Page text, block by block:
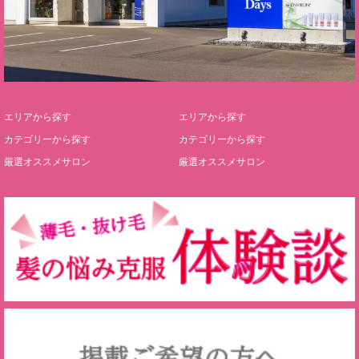
エリアから探す
カテゴリーから探す
厳選オススメサロン
エリアから探す
カテゴリーから探す
厳選オススメサロン